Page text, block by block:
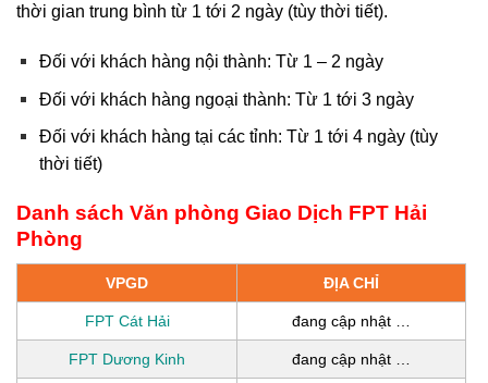
thời gian trung bình từ 1 tới 2 ngày (tùy thời tiết).
Đối với khách hàng nội thành: Từ 1 – 2 ngày
Đối với khách hàng ngoại thành: Từ 1 tới 3 ngày
Đối với khách hàng tại các tỉnh: Từ 1 tới 4 ngày (tùy
thời tiết)
Danh sách Văn phòng Giao Dịch FPT Hải
Phòng
VPGD ĐỊA CHỈ
FPT Cát Hải đang cập nhật …
FPT Dương Kinh đang cập nhật …